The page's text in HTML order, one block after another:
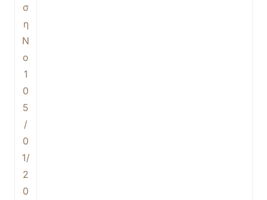
σ
η
Ν
ο
1
0
5
/
0
1/
2
0